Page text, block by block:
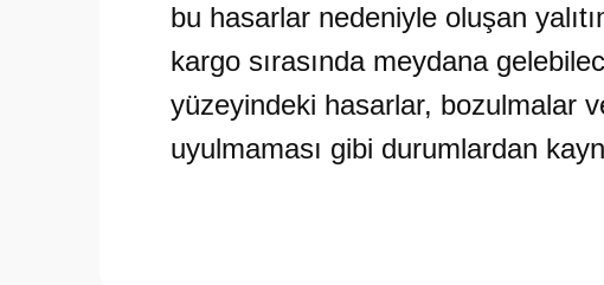
bu hasarlar nedeniyle oluşan
kargo sırasında meydana
yüzeyindeki hasarlar, bozulmalar
uyulmaması gibi durumlardan